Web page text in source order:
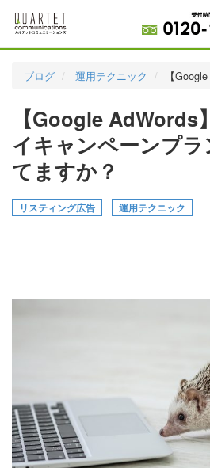
実績・お客様の声
初めて導入をお考えの方
ブログ 運用テクニック 【
【Google AdWords
イキャンペーンプラ
てますか？
リスティング広告 運用テクニック